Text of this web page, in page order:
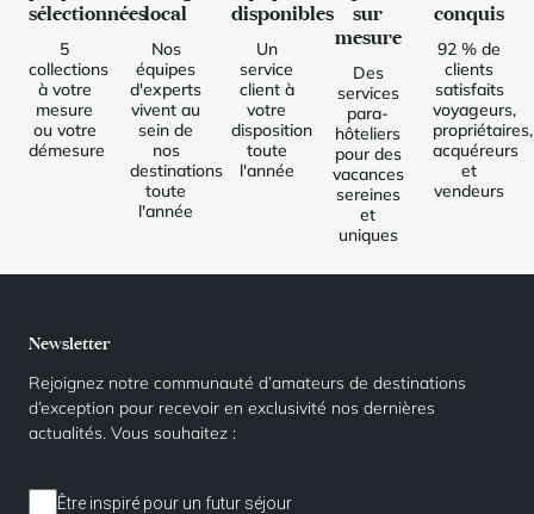
sélectionnées
5
collections
à votre
mesure
ou votre
démesure
local
Nos
équipes
d'experts
vivent au
sein de
nos
destinations
toute
l'année
disponibles
Un
service
client à
votre
disposition
toute
l'année
sur
mesure
Des
services
para-
hôteliers
pour des
vacances
sereines
et
uniques
conquis
92 % de
clients
satisfaits
voyageurs,
propriétaires,
acquéreurs
et
vendeurs
Newsletter
Rejoignez notre communauté d’amateurs de destinations
d’exception pour recevoir en exclusivité nos dernières
actualités. Vous souhaitez :
Être inspiré pour un futur séjour